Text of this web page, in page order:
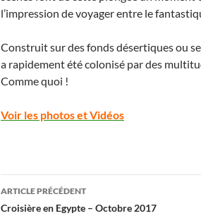
l’impression de voyager entre le
Construit sur des fonds désertiques ou
a rapidement été colonisé par des
Comme quoi !
Voir les photos et Vidéos
Navigation
des
ARTICLE PRÉCÉDENT
Croisière en Egypte – Octobre 2017